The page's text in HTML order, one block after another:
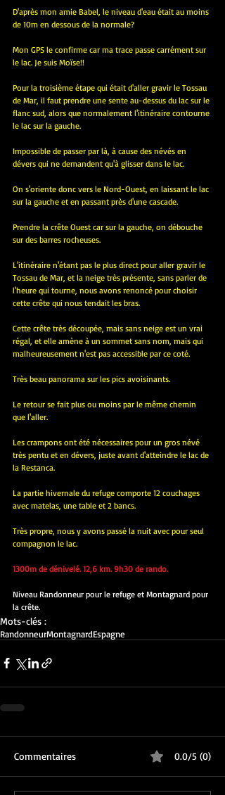
D'après mon amie Babel, le niveau d'eau était au moins
de 10m en dessous de la normale?
Mon GPS le confirme car ma trace passe carrément sur
le lac. Je suis Moïse!!
Pour la troisième étape qui était d'aller gravir le Tossau
de Mar, il faut prendre une sente au-dessus du lac sur le
flanc sud, alors que normalement l'itinéraire contourne
le lac sur la gauche.
Impossible de passer par là, à cause des névés en
dévers qui ne demandent qu'à glisser dans le lac.
On s'oriente donc vers le Nord-Ouest, en laissant le lac
sur la gauche et en passant près d'une cascade.
Prendre la crête Ouest car sur la gauche, on débouche
sur des barres rocheuses.
L'itinéraire n'étant pas le plus direct pour aller gravir le
Tossau de Mar, et la neige très présente, sans parler de
l'heure qui tourne, nous avons renoncé pour choisir
cette crête qui nous tendait les bras.
Cette crête très découpée, mais sans neige est un vrai
régal, et elle amène à un sommet sans nom, mais qui
malheureusement n'est pas accessible par ce coté.
Très beau panorama sur les pics avoisinants.
Le retour se fait plus ou moins par le même chemin
que l'aller.
Les crampons ont été nécessaires pour un gros névé
très pentu et en dévers, juste avant d'atteindre le lac de
la Restanca.
La partie hivernale du refuge comporte 12 couchages
avec matelas, une table et 2 bancs.
Très propre, nous y avons passé la nuit avec pour seul
compagnon le lac.
1300m de dénivelé. 12,6 km. 9h30 de rando.
Niveau Randonneur pour le refuge et Montagnard pour
la crête.
Mots-clés :
RandonneurMontagnardEspagne
Commentaires 0.0/5 (0)